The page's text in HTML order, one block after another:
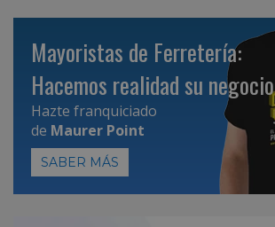
Mayoristas de Ferretería:
Hacemos realidad su negocio
Hazte franquiciado
de Maurer Point
SABER MÁS